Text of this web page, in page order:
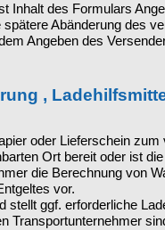
Inhalt des Formulars
Abänderung des
Angeben des
,
oder Lieferschein
Ort bereit oder ist
die Berechnung von
vor.
stellt ggf. erforderliche
Transportunternehmer